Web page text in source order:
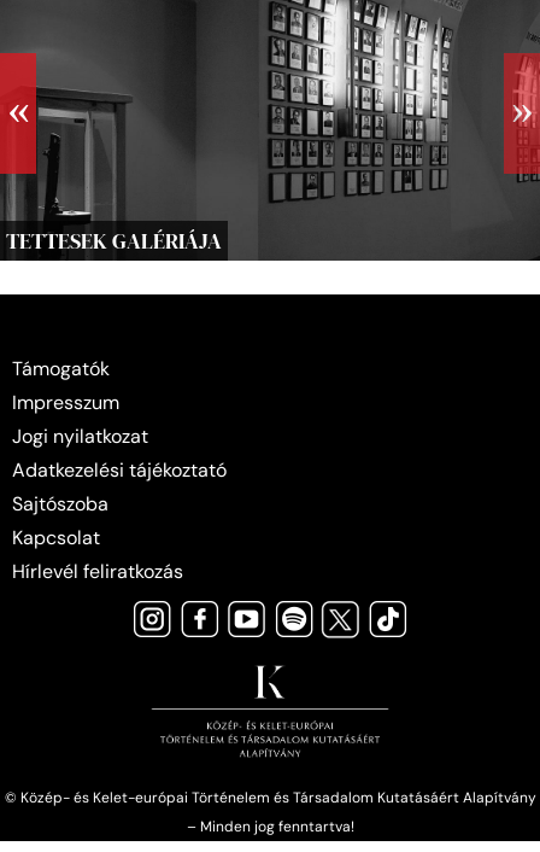
TETTESEK GALÉRIÁJA
Támogatók
Impresszum
Jogi nyilatkozat
Adatkezelési tájékoztató
Sajtószoba
Kapcsolat
Hírlevél feliratkozás
© Közép- és Kelet-európai Történelem és Társadalom Kutatásáért Alapítvány
– Minden jog fenntartva!